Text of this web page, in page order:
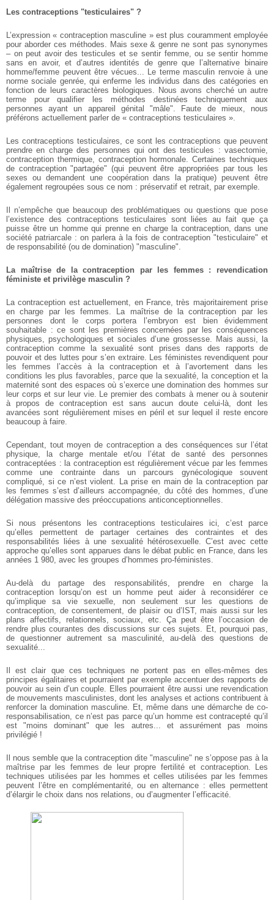
Les contraceptions "testiculaires" ?
L’expression « contraception masculine » est plus couramment employée
pour aborder ces méthodes. Mais sexe & genre ne sont pas synonymes
– on peut avoir des testicules et se sentir femme, ou se sentir homme
sans en avoir, et d’autres identités de genre que l’alternative binaire
homme/femme peuvent être vécues... Le terme masculin renvoie à une
norme sociale genrée, qui enferme les individus dans des catégories en
fonction de leurs caractères biologiques. Nous avons cherché un autre
terme pour qualifier les méthodes destinées techniquement aux
personnes ayant un appareil génital "mâle". Faute de mieux, nous
préférons actuellement parler de « contraceptions testiculaires ».
Les contraceptions testiculaires, ce sont les contraceptions que peuvent
prendre en charge des personnes qui ont des testicules : vasectomie,
contraception thermique, contraception hormonale. Certaines techniques
de contraception "partagée" (qui peuvent être appropriées par tous les
sexes ou demandent une coopération dans la pratique) peuvent être
également regroupées sous ce nom : préservatif et retrait, par exemple.
Il n’empêche que beaucoup des problématiques ou questions que pose
l’existence des contraceptions testiculaires sont liées au fait que ça
puisse être un homme qui prenne en charge la contraception, dans une
société patriarcale : on parlera à la fois de contraception "testiculaire" et
de responsabilité (ou de domination) "masculine".
La maîtrise de la contraception par les femmes : revendication
féministe et privilège masculin ?
La contraception est actuellement, en France, très majoritairement prise
en charge par les femmes. La maîtrise de la contraception par les
personnes dont le corps portera l’embryon est bien évidemment
souhaitable : ce sont les premières concernées par les conséquences
physiques, psychologiques et sociales d’une grossesse. Mais aussi, la
contraception comme la sexualité sont prises dans des rapports de
pouvoir et des luttes pour s’en extraire. Les féministes revendiquent pour
les femmes l’accès à la contraception et à l’avortement dans les
conditions les plus favorables, parce que la sexualité, la conception et la
maternité sont des espaces où s’exerce une domination des hommes sur
leur corps et sur leur vie. Le premier des combats à mener ou à soutenir
à propos de contraception est sans aucun doute celui-là, dont les
avancées sont régulièrement mises en péril et sur lequel il reste encore
beaucoup à faire.
Cependant, tout moyen de contraception a des conséquences sur l’état
physique, la charge mentale et/ou l’état de santé des personnes
contraceptées : la contraception est régulièrement vécue par les femmes
comme une contrainte dans un parcours gynécologique souvent
compliqué, si ce n’est violent. La prise en main de la contraception par
les femmes s’est d’ailleurs accompagnée, du côté des hommes, d’une
délégation massive des préoccupations anticonceptionnelles.
Si nous présentons les contraceptions testiculaires ici, c’est parce
qu’elles permettent de partager certaines des contraintes et des
responsabilités liées à une sexualité hétérosexuelle. C’est avec cette
approche qu’elles sont apparues dans le débat public en France, dans les
années 1 980, avec les groupes d’hommes pro-féministes.
Au-delà du partage des responsabilités, prendre en charge la
contraception lorsqu’on est un homme peut aider à reconsidérer ce
qu’implique sa vie sexuelle, non seulement sur les questions de
contraception, de consentement, de plaisir ou d’IST, mais aussi sur les
plans affectifs, relationnels, sociaux, etc. Ça peut être l’occasion de
rendre plus courantes des discussions sur ces sujets. Et, pourquoi pas,
de questionner autrement sa masculinité, au-delà des questions de
sexualité...
Il est clair que ces techniques ne portent pas en elles-mêmes des
principes égalitaires et pourraient par exemple accentuer des rapports de
pouvoir au sein d’un couple. Elles pourraient être aussi une revendication
de mouvements masculinistes, dont les analyses et actions contribuent à
renforcer la domination masculine. Et, même dans une démarche de co-
responsabilisation, ce n’est pas parce qu’un homme est contracepté qu’il
est "moins dominant" que les autres... et assurément pas moins
privilégié !
Il nous semble que la contraception dite "masculine" ne s’oppose pas à la
maîtrise par les femmes de leur propre fertilité et contraception. Les
techniques utilisées par les hommes et celles utilisées par les femmes
peuvent l’être en complémentarité, ou en alternance : elles permettent
d’élargir le choix dans nos relations, ou d’augmenter l’efficacité.